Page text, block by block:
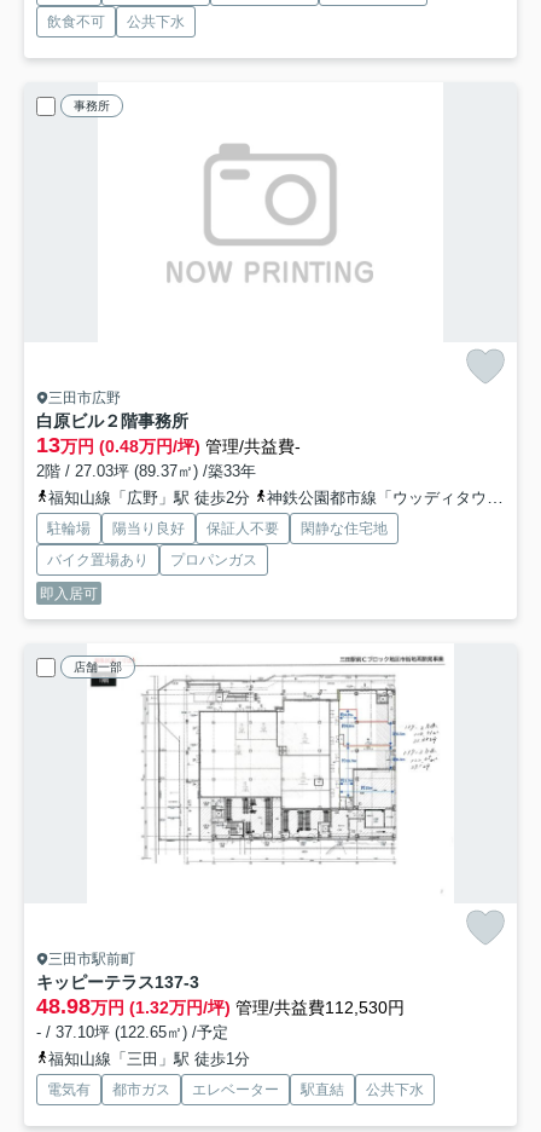
飲食不可
公共下水
事務所
三田市広野
白原ビル２階事務所
13万円 (0.48万円/坪) 管理/共益費-
2階 / 27.03坪 (89.37㎡) /築33年
福知山線「広野」駅 徒歩2分
神鉄公園都市線「ウッディタウン中央」駅 徒歩31分
駐輪場 陽当り良好 保証人不要
閑静な住宅地
バイク置場あり
プロパンガス
即入居可
店舗一部
三田市駅前町
キッピーテラス137-3
48.98万円 (1.32万円/坪) 管理/共益費112,530円
- / 37.10坪 (122.65㎡) /予定
福知山線「三田」駅 徒歩1分
電気有 都市ガス エレベーター 駅直結 公共下水